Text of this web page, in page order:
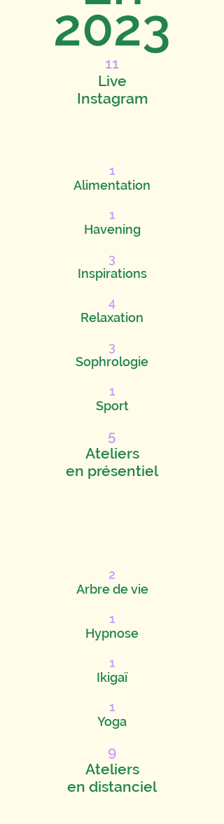
2023
11
Live
Instagram
1
Alimentation
1
Havening
3
Inspirations
4
Relaxation
3
Sophrologie
1
Sport
5
Ateliers
en présentiel
2
Arbre de vie
1
Hypnose
1
Ikigaï
1
Yoga
9
Ateliers
en distanciel